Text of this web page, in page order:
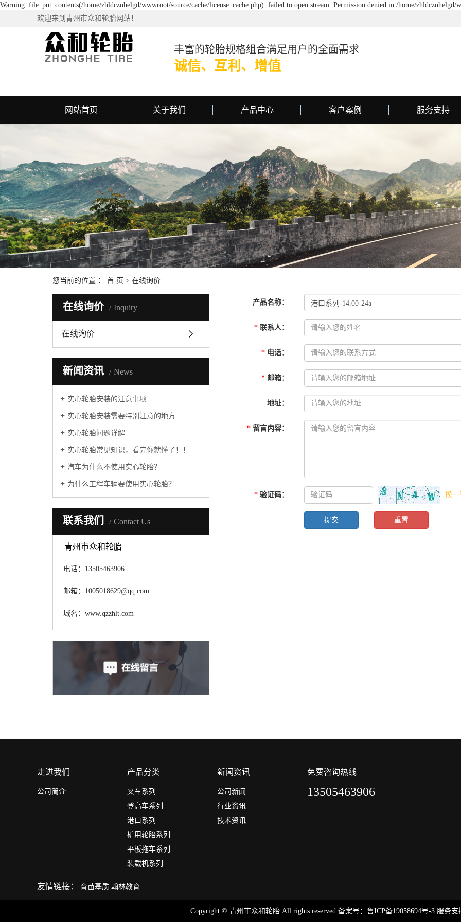
Warning: file_put_contents(/home/zhldcznhelgd/wwwroot/source/cache/license_cache.php): failed to open stream: Permission denied in /home/
欢迎来到青州市众和轮胎网站！
丰富的轮胎规格组合满足用户的全面需求
诚信、互利、增值
网站首页 关于我们 产品中心 客户案例 服务支持
您当前的位置 ： 首 页 > 在线询价
在线询价 Inquiry
在线询价
新闻资讯 News
实心轮胎安装的注意事项
实心轮胎安装需要特别注意的地方
实心轮胎问题详解
实心轮胎常见知识，看完你就懂了！！
汽车为什么不使用实心轮胎？
为什么工程车辆要使用实心轮胎？
联系我们 Contact Us
青州市众和轮胎
电话：13505463906
邮箱：1005018629@qq.com
域名：www.qzzhlt.com
产品名称：
* 联系人：
* 电话：
* 邮箱：
地址：
* 留言内容：
* 验证码： 换一
走进我们
公司简介
产品分类
叉车系列
登高车系列
港口系列
矿用轮胎系列
平板拖车系列
装载机系列
新闻资讯
公司新闻
行业资讯
技术资讯
免费咨询热线
13505463906
友情链接： 育苗基质 翰林教育
Copyright © 青州市众和轮胎 All rights reserved 备案号： 鲁ICP备19058694号-3 服务支